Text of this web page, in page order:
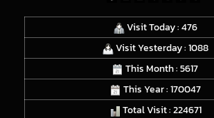
Visit Today : 476
Visit Yesterday : 1088
This Month : 5617
This Year : 170047
Total Visit : 224671